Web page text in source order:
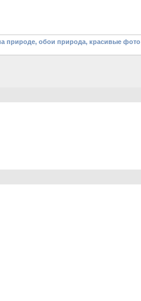
природе, обои природа, красивые фото